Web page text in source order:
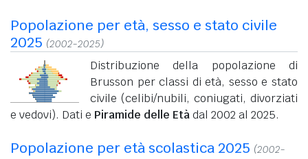
Popolazione per età, sesso e stato civile
2025 (2002-2025)
Distribuzione della popolazione di
Brusson per classi di età, sesso e stato
civile (celibi/nubili, coniugati, divorziati
e vedovi). Dati e Piramide delle Etàdal 2002 al 2025.
Popolazione per età scolastica 2025 (2002-